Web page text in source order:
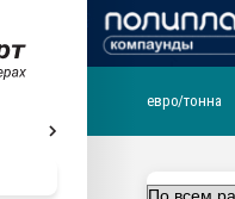
евро/тонна